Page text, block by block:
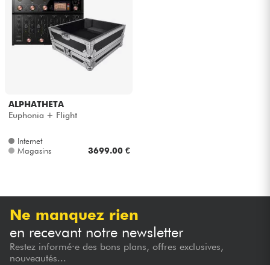
Vents
Violons & Quatuor
Câbles & Access.
ALPHATHETA
Euphonia + Flight
Internet
Magasins
3699.00 €
Ne manquez rien
en recevant notre newsletter
Restez informé·e des bons plans, offres exclusives,
nouveautés...